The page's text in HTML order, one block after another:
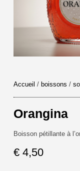
Accueil / boissons /
Orangina
Boisson pétillante à
€4,50